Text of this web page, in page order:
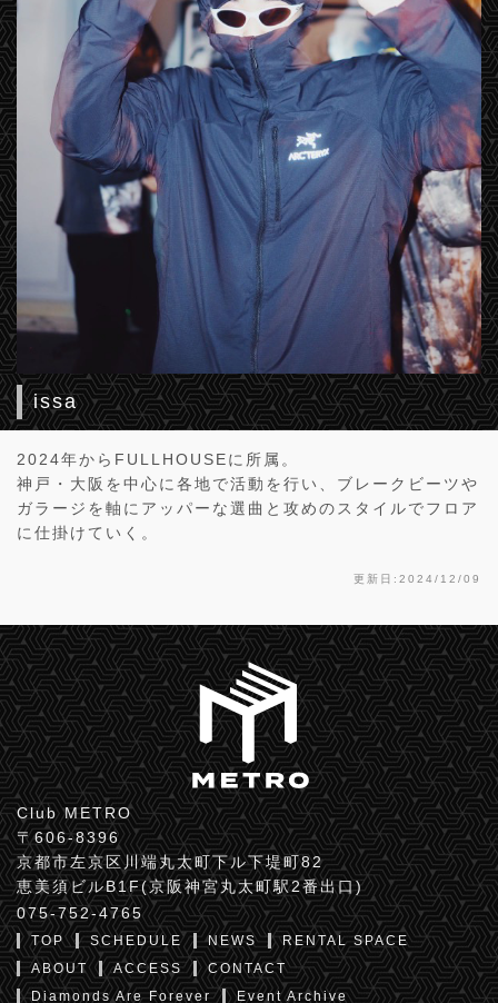
issa
2024年からFULLHOUSEに所属。
神戸・大阪を中心に各地で活動を行い、ブレークビーツや
ガラージを軸にアッパーな選曲と攻めのスタイルでフロア
に仕掛けていく。
更新日:2024/12/09
Club METRO
〒606-8396
京都市左京区川端丸太町下ル下堤町82
恵美須ビルB1F(京阪神宮丸太町駅2番出口)
075-752-4765
TOP SCHEDULE NEWS
RENTAL SPACE
ABOUT
ACCESS
CONTACT
Diamonds Are Forever
Event Archive